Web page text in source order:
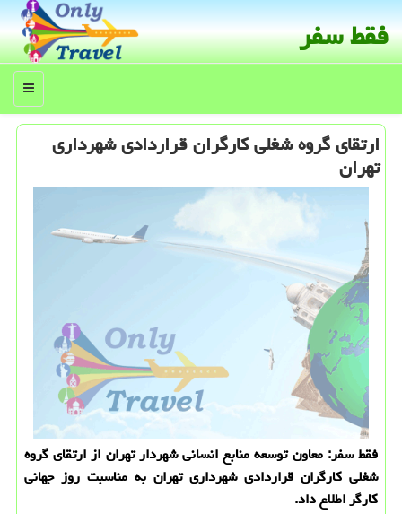
فقط سفر
منو
ارتقای گروه شغلی كارگران قراردادی شهرداری
تهران
فقط سفر: معاون توسعه منابع انسانی شهردار تهران از ارتقای گروه
شغلی كارگران قراردادی شهرداری تهران به مناسبت روز جهانی
كارگر اطلاع داد.